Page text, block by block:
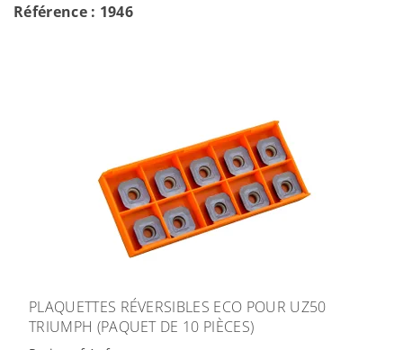
Référence : 1946
PLAQUETTES RÉVERSIBLES ECO POUR UZ50
TRIUMPH (PAQUET DE 10 PIÈCES)